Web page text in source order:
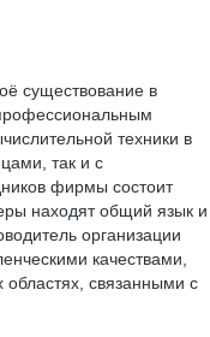
существование в
техники в
так и с
фирмы состоит
находят общий язык и
организации
качествами,
областях, связанными с